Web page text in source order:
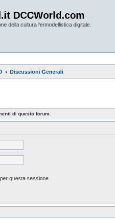
DCCWorld.com
della cultura fermodellistica digitale.
Discussioni Generali
di questo forum.
questa sessione